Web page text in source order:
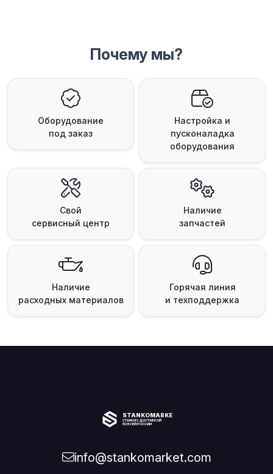
Почему мы?
Оборудование
под заказ
Настройка и
пусконаладка
оборудования
Свой
сервисный центр
Наличие
запчастей
Наличие
расходных материалов
Горячая линия
и техподдержка
STANKOMARKET
СТАНКИ С ДОСТАВКОЙ
ПО ВСЕЙ РОССИИ
info@stankomarket.com